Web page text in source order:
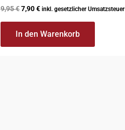
9,95€7,90€ inkl. gesetzlicher Umsatzsteuer
In den Warenkorb